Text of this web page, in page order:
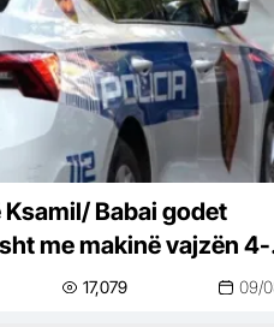
Babai godet
me makinë vajzën 4-
humb jetën
17,079 09/